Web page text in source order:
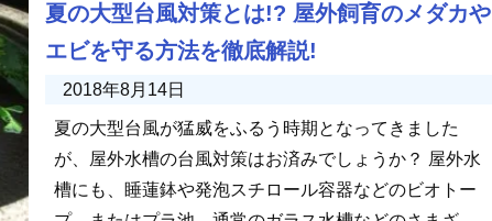
夏の大型台風対策とは!? 屋外飼育のメダカや
エビを守る方法を徹底解説!
2018年8月14日
夏の大型台風が猛威をふるう時期となってきました
が、屋外水槽の台風対策はお済みでしょうか？ 屋外水
槽にも、睡蓮鉢や発泡スチロール容器などのビオトー